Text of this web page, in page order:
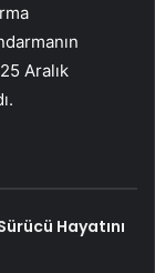
Aralık
Hayatını